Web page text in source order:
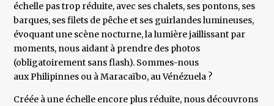
échelle pas trop réduite, avec ses chalets, ses pontons, ses
barques, ses filets de pêche et ses guirlandes lumineuses,
évoquant une scène nocturne, la lumière jaillissant par
moments, nous aidant à prendre des photos
(obligatoirement sans flash). Sommes-nous
aux Philipinnes ou à Maracaïbo, au Vénézuela ?
Créée à une échelle encore plus réduite, nous découvrons